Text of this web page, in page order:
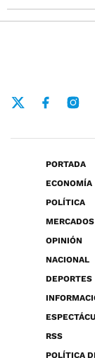
PORTADA
ECONOMÍA
POLÍTICA
MERCADOS
OPINIÓN
NACIONAL
DEPORTES
RSS
POLÍTICA